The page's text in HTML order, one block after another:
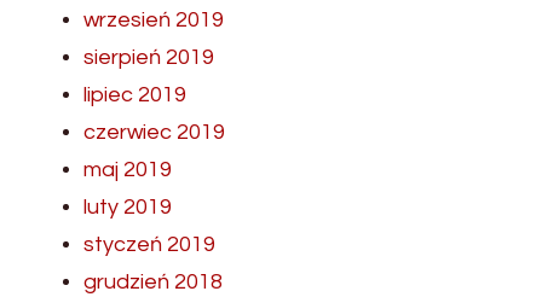
wrzesień 2019
sierpień 2019
lipiec 2019
czerwiec 2019
maj 2019
luty 2019
styczeń 2019
grudzień 2018